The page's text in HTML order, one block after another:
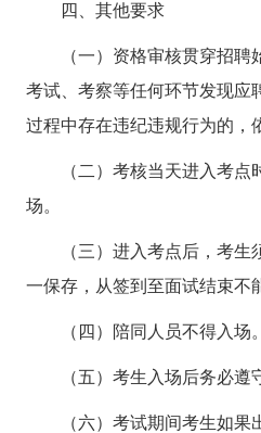
四、其他要求
（一）资格审核贯穿招聘始
考试、考察等任何环节发现应
过程中存在违纪违规行为的，
（二）考核当天进入考点时
场。
（三）进入考点后，考生须
一保存，从签到至面试结束不
（四）陪同人员不得入场。
（五）考生入场后务必遵守
（六）考试期间考生如果出